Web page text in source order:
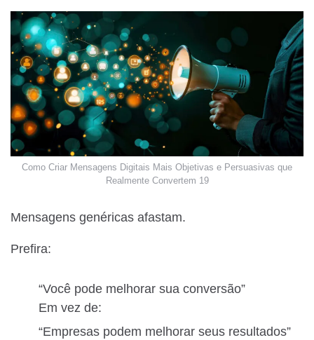
Como Criar Mensagens Digitais Mais Objetivas e Persuasivas que
Realmente Convertem 19
Mensagens genéricas afastam.
Prefira:
“Você pode melhorar sua conversão”
Em vez de:
“Empresas podem melhorar seus resultados”